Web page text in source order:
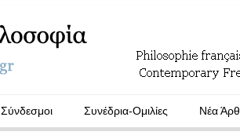
Σύνδεσμοι Συνέδρια-Ομιλίες Νέα